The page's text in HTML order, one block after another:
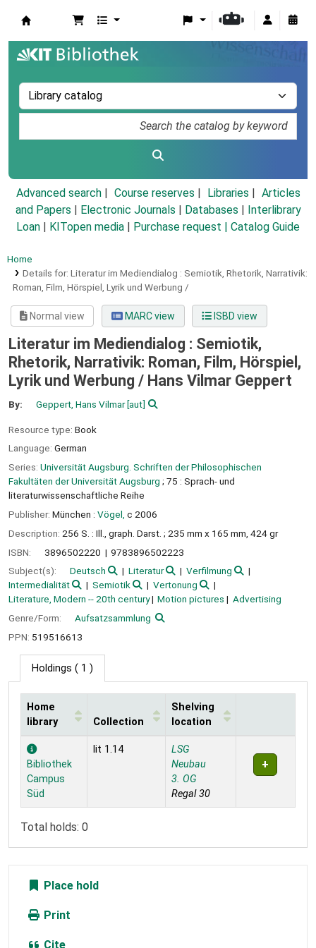
Advanced search Course reserves Libraries
Articles
and Papers
Electronic Journals Databases
Interlibrary
Loan
KITopen media Purchase request | Catalog Guide
Home
Details for: Literatur im Mediendialog : Semiotik, Rhetorik, Narrativik:
Roman, Film, Hörspiel, Lyrik und Werbung /
Normal view MARC view ISBD view
Literatur im Mediendialog : Semiotik,
Rhetorik, Narrativik: Roman, Film, Hörspiel,
Lyrik und Werbung / Hans Vilmar Geppert
By: Geppert, Hans Vilmar[aut]
Resource type: Book
Language: German
Series: Universität Augsburg. Schriften der Philosophischen
Fakultäten der Universität Augsburg ; 75 : Sprach- und
literaturwissenschaftliche Reihe
Publisher: München : Vögel, c 2006
Description: 256 S. : Ill., graph. Darst. ; 235 mm x 165 mm, 424 gr
ISBN:
3896502220
9783896502223
Subject(s):
Deutsch Literatur
Verfilmung
Intermedialität
Semiotik
Vertonung
Literature, Modern -- 20th century
Motion pictures
Advertising
Genre/Form:
Aufsatzsammlung
PPN: 519516613
Holdings ( 1 )
Holdings
Home
library
Collection
Shelving
location
Bibliothek
Campus
Süd
lit 1.14
LSG
Neubau
3. OG
Regal 30
Total holds: 0
Place hold
Print
Cite